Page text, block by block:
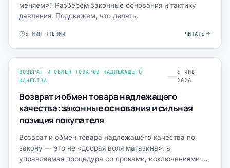
меняем»? Разберём законные основания и тактику
давления. Подскажем, что делать.
5 МИН ЧТЕНИЯ ЧИТАТЬ
ВОЗВРАТ И ОБМЕН ТОВАРОВ НАДЛЕЖАЩЕГО
КАЧЕСТВА
6 ЯНВ
2026
Возврат и обмен товара надлежащего
качества: законные основания и сильная
позиция покупателя
Возврат и обмен товара надлежащего качества по
закону — это не «добрая воля магазина», а
управляемая процедура со сроками, исключениями и